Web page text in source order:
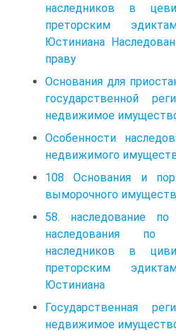
наследников в
преторским
Юстиниана
праву
Основания для
государственной
недвижимое
Особенности
недвижимого
108 Основания и
выморочного
58. наследование по
наследования по
наследников в
преторским
Юстиниана
Государственная
недвижимое